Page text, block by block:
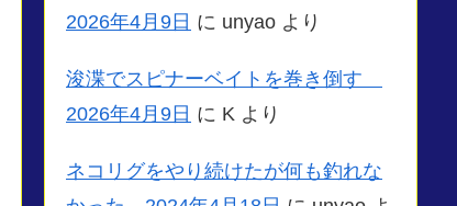
2026年4月9日 に unyao より
浚渫でスピナーベイトを巻き倒す
2026年4月9日 に K より
ネコリグをやり続けたが何も釣れな